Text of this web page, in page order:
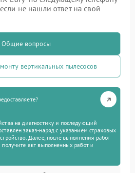
если не нашли ответ на свой
Общие вопросы
вертикальных пылесосов
на диагностику и последующий
заказ-наряд с указанием страховых
Далее, после выполнения работ
акт выполненных работ и